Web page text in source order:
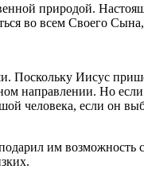
природой.
во всем Своего
Поскольку Иисус
направлении. Но
человека, если он
им